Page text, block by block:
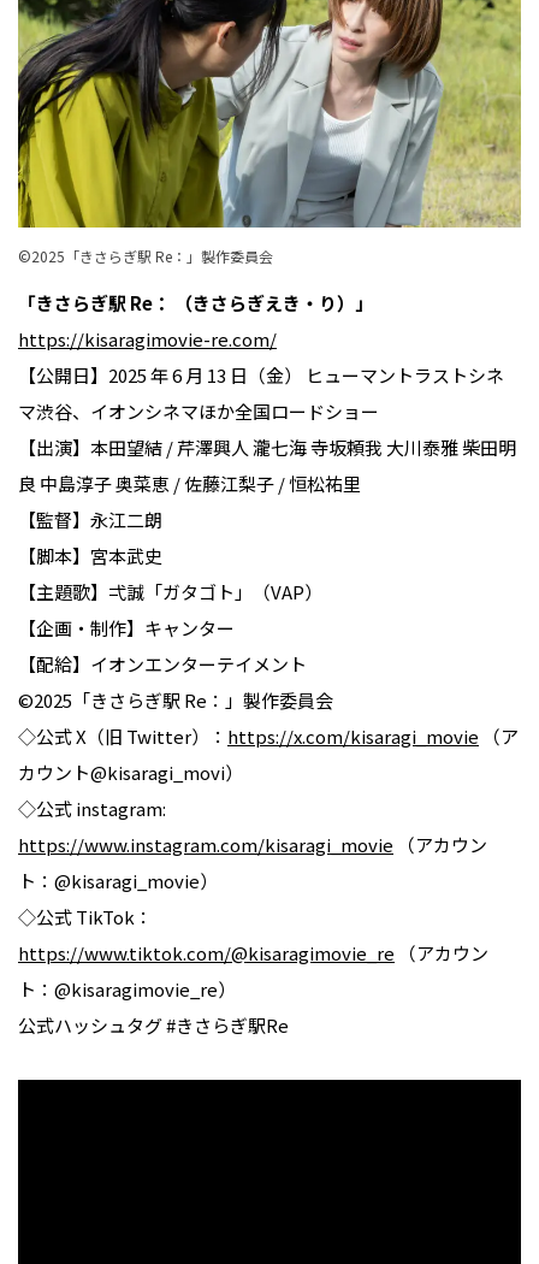
©︎2025「きさらぎ駅 Re：」製作委員会
「きさらぎ駅 Re： （きさらぎえき・り）」
https://kisaragimovie-re.com/
【公開日】2025 年 6 月 13 日（金） ヒューマントラストシネ
マ渋谷、イオンシネマほか全国ロードショー
【出演】本田望結 / 芹澤興人 瀧七海 寺坂頼我 大川泰雅 柴田明
良 中島淳子 奥菜恵 / 佐藤江梨子 / 恒松祐里
【監督】永江二朗
【脚本】宮本武史
【主題歌】弌誠「ガタゴト」（VAP）
【企画・制作】キャンター
【配給】イオンエンターテイメント
©︎2025「きさらぎ駅 Re：」製作委員会
◇公式 X（旧 Twitter）： https://x.com/kisaragi_movie （ア
カウント@kisaragi_movi）
◇公式 instagram:
https://www.instagram.com/kisaragi_movie （アカウン
ト：@kisaragi_movie）
◇公式 TikTok：
https://www.tiktok.com/@kisaragimovie_re （アカウン
ト：@kisaragimovie_re）
公式ハッシュタグ #きさらぎ駅Re